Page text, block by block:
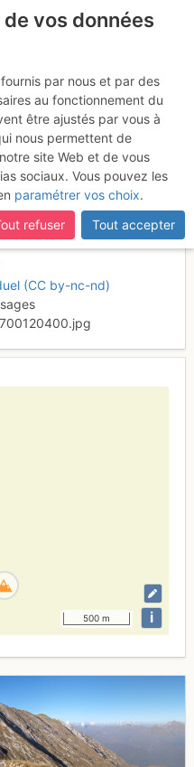
dei
la
(CC by-nc-nd)
500 m i
vos données
par nous et par des
au fonctionnement du
être ajustés par vous à
nous permettent de
site Web et de vous
sociaux. Vous pouvez les
paramétrer vos choix.
refuser
Tout accepter